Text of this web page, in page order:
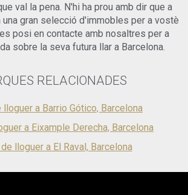
val la pena. N'hi ha prou amb dir que a
gran selecció d'immobles per a vostè
posi en contacte amb nosaltres per a
sobre la seva futura llar a Barcelona.
RELACIONADES
a Barrio Gótico, Barcelona
a Eixample Derecha, Barcelona
lloguer a El Raval, Barcelona